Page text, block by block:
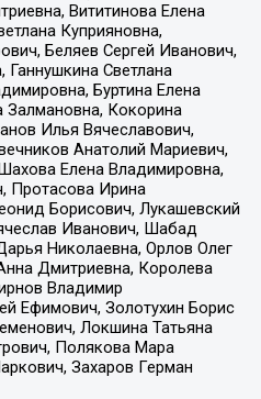
Вититинова Елена
Куприяновна,
Беляев Сергей Иванович,
Ганнушкина Светлана
Буртина Елена
Кокорина
Илья Вячеславович,
Анатолий Мариевич,
Елена Владимировна,
Протасова Ирина
Борисович, Лукашевский
Иванович, Шабад
Николаевна, Орлов Олег
Дмитриевна, Королева
Владимир
Ефимович, Золотухин Борис
Локшина Татьяна
Полякова Мара
Захаров Герман